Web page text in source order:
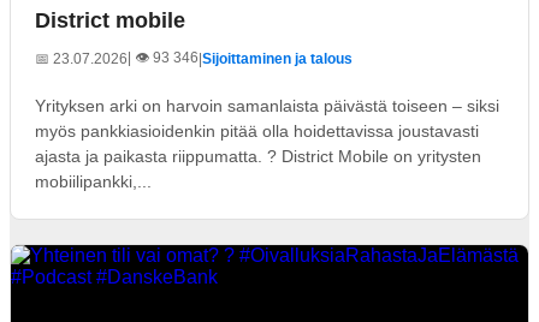
District mobile
📅 23.07.2026| 👁️ 93 346 Sijoittaminen ja talous
Yrityksen arki on harvoin samanlaista päivästä toiseen – siksi
myös pankkiasioidenkin pitää olla hoidettavissa joustavasti
ajasta ja paikasta riippumatta. ? District Mobile on yritysten
mobiilipankki,...